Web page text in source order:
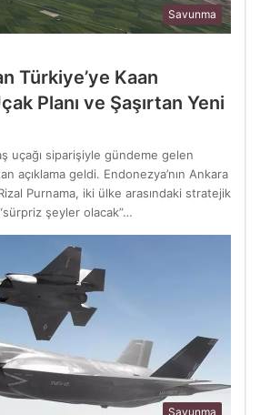
Savunma
Türkiye’ye Kaan
Planı ve Şaşırtan Yeni
uçağı siparişiyle gündeme gelen
açıklama geldi. Endonezya’nın Ankara
Purnama, iki ülke arasındaki stratejik
şeyler olacak”…
Savunma